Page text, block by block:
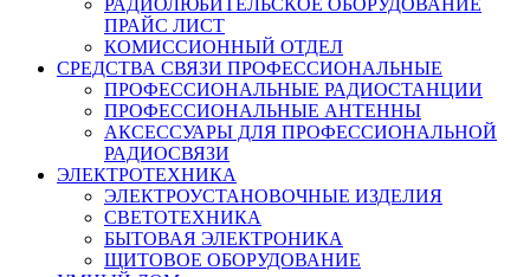
ПРАЙС ЛИСТ
КОМИССИОННЫЙ ОТДЕЛ
СРЕДСТВА СВЯЗИ ПРОФЕССИОНАЛЬНЫЕ
ПРОФЕССИОНАЛЬНЫЕ РАДИОСТАНЦИИ
ПРОФЕССИОНАЛЬНЫЕ АНТЕННЫ
АКСЕССУАРЫ ДЛЯ ПРОФЕССИОНАЛЬНОЙ
РАДИОСВЯЗИ
ЭЛЕКТРОТЕХНИКА
ЭЛЕКТРОУСТАНОВОЧНЫЕ ИЗДЕЛИЯ
СВЕТОТЕХНИКА
БЫТОВАЯ ЭЛЕКТРОНИКА
ЩИТОВОЕ ОБОРУДОВАНИЕ